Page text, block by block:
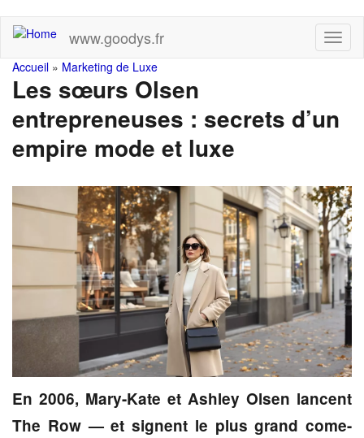
Skip
main
content
www.goodys.fr
You
are
here
Accueil » Marketing de Luxe
Les sœurs Olsen
entrepreneuses : secrets d’un
empire mode et luxe
En 2006, Mary-Kate et Ashley Olsen lancent
The Row — et signent le plus grand come-